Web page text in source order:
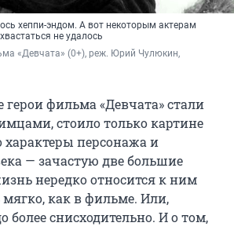
хеппи-эндом. А вот некоторым актерам
не удалось
«Девчата» (0+), реж. Юрий Чулюкин,
герои фильма «Девчата» стали
стоило только картине
характеры персонажа и
— зачастую две большие
нередко относится к ним
как в фильме. Или,
более снисходительно. И о том,